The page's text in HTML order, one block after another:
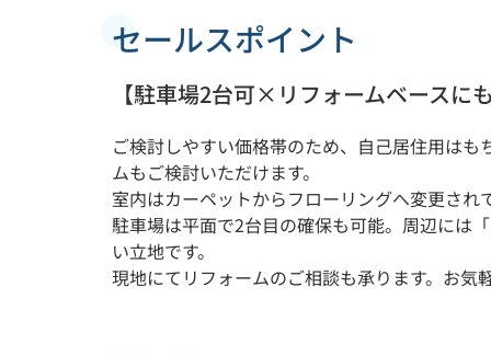
セールスポイント
【駐車場2台可×リフォームベースに
ご検討しやすい価格帯のため、自己居住用は
ムもご検討いただけます。
室内はカーペットからフローリングへ変更さ
駐車場は平面で2台目の確保も可能。周辺には
い立地です。
現地にてリフォームのご相談も承ります。お気